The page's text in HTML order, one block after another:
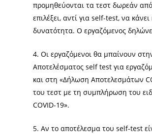
προμηθεύονται τα τεστ δωρεάν
επιλέξει, αντί για self-test, να
δυνατότητα. Ο εργαζόμενος
4. Οι εργαζόμενοι θα μπαίνουν
Αποτελέσματος self test για
και στη «Δήλωση Αποτελεσμάτων
του τεστ με τη συμπλήρωση του
COVID-19».
5. Αν το αποτέλεσμα του self-test